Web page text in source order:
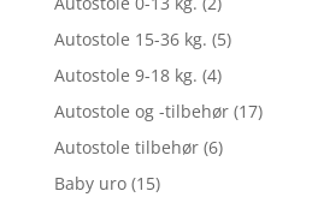
Autostole 15-36 kg. (5)
Autostole 9-18 kg. (4)
Autostole og -tilbehør (17)
Autostole tilbehør (6)
Baby uro (15)